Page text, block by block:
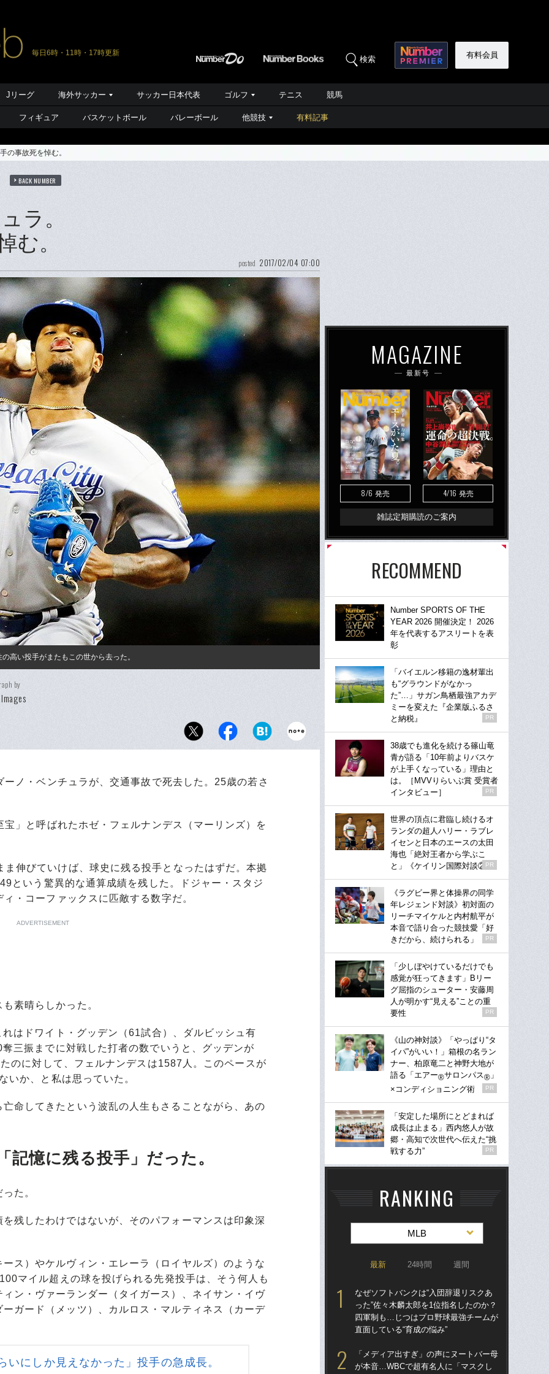
毎日6時・11時・17時更新
検索 有料会員
Jリーグ 海外サッカー サッカー日本代表 ゴルフ テニス 競馬
フィギュア バスケットボール バレーボール 他競技 有料記事
の事故死を悼む。
BACK NUMBER
ラ。
む。
posted 2017/02/04 07:00
高い投手がまたもこの世から去った。
by
ノ・ベンチュラが、交通事故で死去した。25歳の若さ
」と呼ばれたホゼ・フェルナンデス（マーリンズ）を
伸びていけば、球史に残る投手となったはずだ。本拠
という驚異的な通算成績を残した。ドジャー・スタジ
・コーファックスに匹敵する数字だ。
ADVERTISEMENT
素晴らしかった。
はドワイト・グッデン（61試合）、ダルビッシュ有
三振までに対戦した打者の数でいうと、グッデンが
のに対して、フェルナンデスは1587人。このペースが
いか、と私は思っていた。
命してきたという波乱の人生もさることながら、あの
記憶に残る投手」だった。
た。
残したわけではないが、そのパフォーマンスは印象深
ス）やケルヴィン・エレーラ（ロイヤルズ）のような
マイル超えの球を投げられる先発投手は、そう何人も
ン・ヴァーランダー（タイガース）、ネイサン・イヴ
ガード（メッツ）、カルロス・マルティネス（カーデ
にしか見えなかった」投手の急成長。
MAGAZINE
最新号
8/6 発売 4/16 発売
雑誌定期購読のご案内
RECOMMEND
Number SPORTS OF THE
YEAR 2026 開催決定！ 2026
年を代表するアスリートを表
彰
「バイエルン移籍の逸材輩出
も“グラウンドがなかっ
た”…」サガン鳥栖最強アカデ
ミーを変えた『企業版ふるさ
と納税』
PR
38歳でも進化を続ける篠山竜
青が語る「10年前よりバスケ
が上手くなっている」理由と
は。［MVVりらいぶ賞 受賞者
インタビュー］
PR
世界の頂点に君臨し続けるオ
ランダの超人ハリー・ラブレ
イセンと日本のエースの太田
海也「絶対王者から学ぶこ
と」《ケイリン国際対談②》
PR
《ラグビー界と体操界の同学
年レジェンド対談》初対面の
リーチマイケルと内村航平が
本音で語り合った競技愛「好
きだから、続けられる」
PR
「少しぼやけているだけでも
感覚が狂ってきます」Bリー
グ屈指のシューター・安藤周
人が明かす“見える”ことの重
要性
PR
《山の神対談》「やっぱり“タ
イパ”がいい！」箱根の名ラン
ナー、柏原竜二と神野大地が
語る「エアー®サロンパス® 」
×コンディショニング術
PR
「安定した場所にとどまれば
成長は止まる」西内悠人が故
郷・高知で次世代へ伝えた“挑
戦する力”
PR
RANKING
MLB
最新 24時間 週間
なぜソフトバンクは“入団辞退リスクあ
った”佐々木麟太郎を1位指名したのか？
四軍制も…じつはプロ野球最強チームが
直面している“育成の悩み”
「メディア出すぎ」の声にヌートバー母
が本音…WBCで超有名人に「マスクし